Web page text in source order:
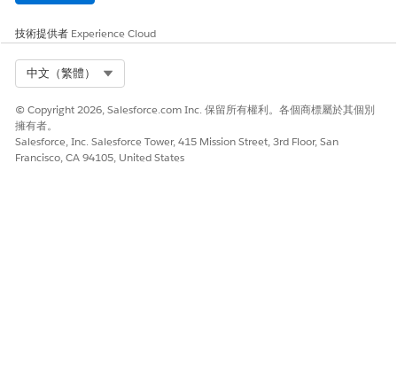
技術提供者 Experience Cloud
中文（繁體）
© Copyright 2026, Salesforce.com Inc. 保留所有權利。各個商標屬於其個別
擁有者。
Salesforce, Inc. Salesforce Tower, 415 Mission Street, 3rd Floor, San
Francisco, CA 94105, United States